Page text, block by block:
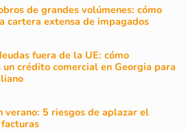
de grandes volúmenes: cómo
cartera extensa de impagados
fuera de la UE: cómo
un crédito comercial en Georgia para
verano: 5 riesgos de aplazar el